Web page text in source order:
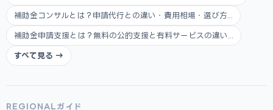
補助金コンサルとは？申請代行との違い・費用相場・選び方...
補助金申請支援とは？無料の公的支援と有料サービスの違い...
すべて見る →
REGIONALガイド